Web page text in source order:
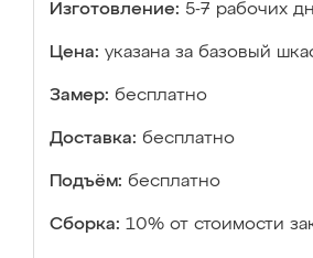
Изготовление: 5-7 рабочих
Цена: указана за базовый
Замер: бесплатно
Доставка: бесплатно
Подъём: бесплатно
Сборка: 10% от стоимости